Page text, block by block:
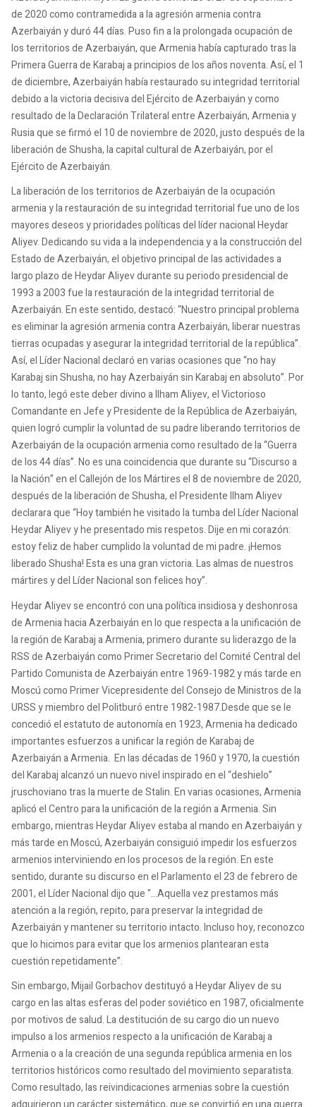
de 2020 como contramedida a la agresión armenia contra
Azerbaiyán y duró 44 días. Puso fin a la prolongada ocupación de
los territorios de Azerbaiyán, que Armenia había capturado tras la
Primera Guerra de Karabaj a principios de los años noventa. Así, el 1
de diciembre, Azerbaiyán había restaurado su integridad territorial
debido a la victoria decisiva del Ejército de Azerbaiyán y como
resultado de la Declaración Trilateral entre Azerbaiyán, Armenia y
Rusia que se firmó el 10 de noviembre de 2020, justo después de la
liberación de Shusha, la capital cultural de Azerbaiyán, por el
Ejército de Azerbaiyán.
La liberación de los territorios de Azerbaiyán de la ocupación
armenia y la restauración de su integridad territorial fue uno de los
mayores deseos y prioridades políticas del líder nacional Heydar
Aliyev. Dedicando su vida a la independencia y a la construcción del
Estado de Azerbaiyán, el objetivo principal de las actividades a
largo plazo de Heydar Aliyev durante su periodo presidencial de
1993 a 2003 fue la restauración de la integridad territorial de
Azerbaiyán. En este sentido, destacó: “Nuestro principal problema
es eliminar la agresión armenia contra Azerbaiyán, liberar nuestras
tierras ocupadas y asegurar la integridad territorial de la república”.
Así, el Líder Nacional declaró en varias ocasiones que “no hay
Karabaj sin Shusha, no hay Azerbaiyán sin Karabaj en absoluto”. Por
lo tanto, legó este deber divino a Ilham Aliyev, el Victorioso
Comandante en Jefe y Presidente de la República de Azerbaiyán,
quien logró cumplir la voluntad de su padre liberando territorios de
Azerbaiyán de la ocupación armenia como resultado de la “Guerra
de los 44 días”. No es una coincidencia que durante su “Discurso a
la Nación” en el Callejón de los Mártires el 8 de noviembre de 2020,
después de la liberación de Shusha, el Presidente Ilham Aliyev
declarara que “Hoy también he visitado la tumba del Líder Nacional
Heydar Aliyev y he presentado mis respetos. Dije en mi corazón:
estoy feliz de haber cumplido la voluntad de mi padre. ¡Hemos
liberado Shusha! Esta es una gran victoria. Las almas de nuestros
mártires y del Líder Nacional son felices hoy”.
Heydar Aliyev se encontró con una política insidiosa y deshonrosa
de Armenia hacia Azerbaiyán en lo que respecta a la unificación de
la región de Karabaj a Armenia, primero durante su liderazgo de la
RSS de Azerbaiyán como Primer Secretario del Comité Central del
Partido Comunista de Azerbaiyán entre 1969-1982 y más tarde en
Moscú como Primer Vicepresidente del Consejo de Ministros de la
URSS y miembro del Politburó entre 1982-1987.Desde que se le
concedió el estatuto de autonomía en 1923, Armenia ha dedicado
importantes esfuerzos a unificar la región de Karabaj de
Azerbaiyán a Armenia. En las décadas de 1960 y 1970, la cuestión
del Karabaj alcanzó un nuevo nivel inspirado en el “deshielo”
jruschoviano tras la muerte de Stalin. En varias ocasiones, Armenia
aplicó el Centro para la unificación de la región a Armenia. Sin
embargo, mientras Heydar Aliyev estaba al mando en Azerbaiyán y
más tarde en Moscú, Azerbaiyán consiguió impedir los esfuerzos
armenios interviniendo en los procesos de la región. En este
sentido, durante su discurso en el Parlamento el 23 de febrero de
2001, el Líder Nacional dijo que "...Aquella vez prestamos más
atención a la región, repito, para preservar la integridad de
Azerbaiyán y mantener su territorio intacto. Incluso hoy, reconozco
que lo hicimos para evitar que los armenios plantearan esta
cuestión repetidamente”.
Sin embargo, Mijail Gorbachov destituyó a Heydar Aliyev de su
cargo en las altas esferas del poder soviético en 1987, oficialmente
por motivos de salud. La destitución de su cargo dio un nuevo
impulso a los armenios respecto a la unificación de Karabaj a
Armenia o a la creación de una segunda república armenia en los
territorios históricos como resultado del movimiento separatista.
Como resultado, las reivindicaciones armenias sobre la cuestión